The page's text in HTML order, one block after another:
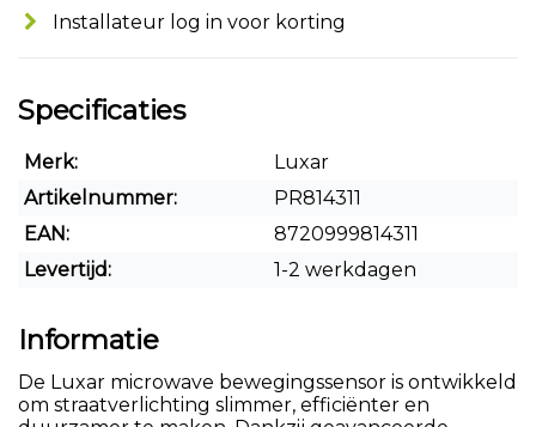
Installateur log in voor korting
Specificaties
Merk:
Luxar
Artikelnummer:
PR814311
EAN:
8720999814311
Levertijd:
1-2 werkdagen
Informatie
De Luxar microwave bewegingssensor is ontwikkeld
om straatverlichting slimmer, efficiënter en